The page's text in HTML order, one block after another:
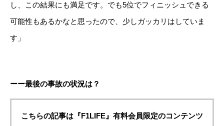
し、この結果にも満足です。でも5位でフィニッシュできる
可能性もあるかなと思ったので、少しガッカリはしていま
す」
ーー最後の事故の状況は？
こちらの記事は『F1LIFE』有料会員限定のコンテンツ